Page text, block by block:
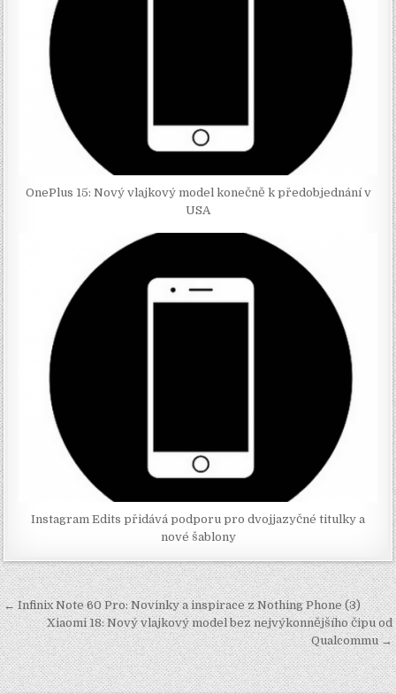
OnePlus 15: Nový vlajkový model konečně k předobjednání v
USA
Instagram Edits přidává podporu pro dvojjazyčné titulky a
nové šablony
Navigace
pro
příspěvek
← Infinix Note 60 Pro: Novinky a inspirace z Nothing Phone (3)
Xiaomi 18: Nový vlajkový model bez nejvýkonnějšího čipu od
Qualcommu →